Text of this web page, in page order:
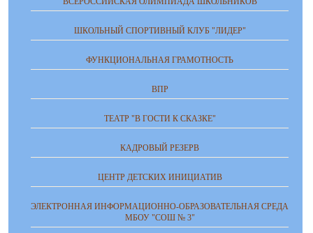
ШКОЛЬНЫЙ СПОРТИВНЫЙ КЛУБ "ЛИДЕР"
ФУНКЦИОНАЛЬНАЯ ГРАМОТНОСТЬ
ВПР
ТЕАТР "В ГОСТИ К СКАЗКЕ"
КАДРОВЫЙ РЕЗЕРВ
ЦЕНТР ДЕТСКИХ ИНИЦИАТИВ
ЭЛЕКТРОННАЯ ИНФОРМАЦИОННО-ОБРАЗОВАТЕЛЬНАЯ СРЕДА
МБОУ "СОШ № 3"